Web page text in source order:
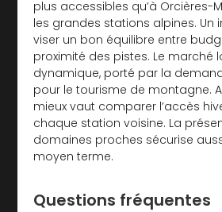
plus accessibles qu’à Orcières-
les grandes stations alpines. Un
viser un bon équilibre entre
proximité des pistes. Le marché
dynamique, porté par la
pour le tourisme de montagne.
mieux vaut comparer l’accès
chaque station voisine. La
domaines proches sécurise
moyen terme.
Questions fréquentes